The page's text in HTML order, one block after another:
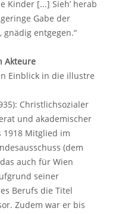
Kinder [...] Sieh’ herab
Gabe der
gnädig entgegen.“
Akteure
Einblick in die illustre
Christlichsozialer
und akademischer
1918 Mitglied im
(dem
auch für Wien
seiner
Berufs die Titel
Zudem war er bis